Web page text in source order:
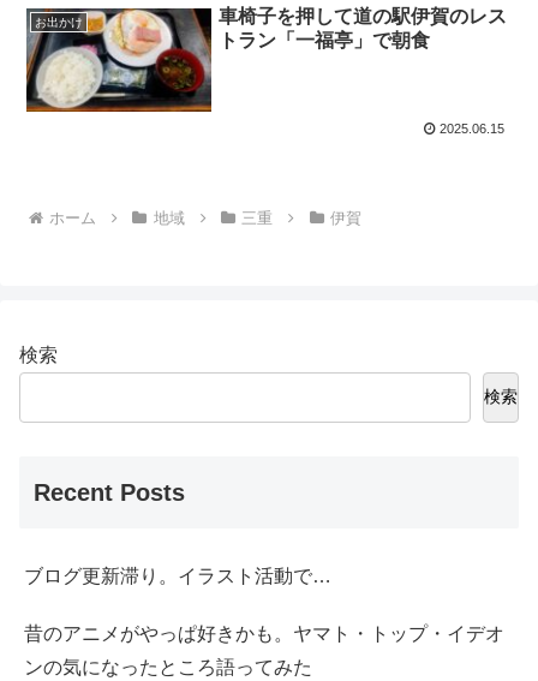
お出かけ
車椅子を押して道の駅伊賀のレス
トラン「一福亭」で朝食
2025.06.15
ホーム 地域 三重 伊賀
検索
検索
Recent Posts
ブログ更新滞り。イラスト活動で…
昔のアニメがやっぱ好きかも。ヤマト・トップ・イデオ
ンの気になったところ語ってみた